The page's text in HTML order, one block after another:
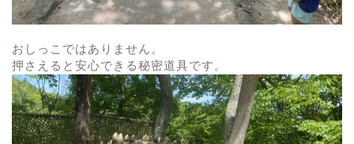
おしっこではありません。
押さえると安心できる秘密道具です。